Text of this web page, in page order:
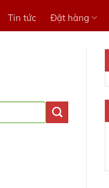
Tin tức Đặt hàng